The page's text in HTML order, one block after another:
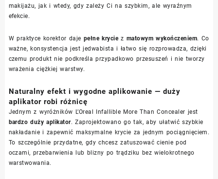
makijażu, jak i wtedy, gdy zależy Ci na szybkim, ale wyraźnym
efekcie.
W praktyce korektor daje pełne kryciez matowym wykończeniem. Co
ważne, konsystencja jest jedwabista i łatwo się rozprowadza, dzięki
czemu produkt nie podkreśla przypadkowo przesuszeń i nie tworzy
wrażenia ciężkiej warstwy.
Naturalny efekt i wygodne aplikowanie — duży
aplikator robi różnicę
Jednym z wyróżników L’Oreal Infallible More Than Concealer jest
bardzo duży aplikator. Zaprojektowano go tak, aby ułatwić szybkie
nakładanie i zapewnić maksymalne krycie za jednym pociągnięciem.
To szczególnie przydatne, gdy chcesz zatuszować cienie pod
oczami, przebarwienia lub blizny po trądziku bez wielokrotnego
warstwowania.